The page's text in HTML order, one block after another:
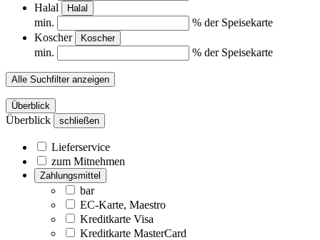
Halal
Halal
min.
% der Speisekarte
Koscher
Koscher
min. % der Speisekarte
Alle Suchfilter anzeigen
Überblick
Überblick schließen
Lieferservice
zum Mitnehmen
Zahlungsmittel
bar
EC-Karte, Maestro
Kreditkarte Visa
Kreditkarte MasterCard